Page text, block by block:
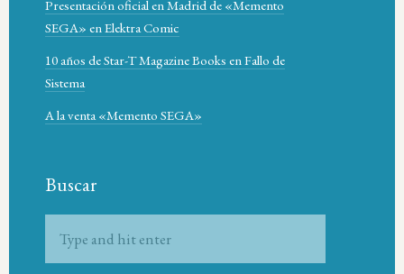
Presentación oficial en Madrid de «Memento
SEGA» en Elektra Comic
10 años de Star-T Magazine Books en Fallo de
Sistema
A la venta «Memento SEGA»
Buscar